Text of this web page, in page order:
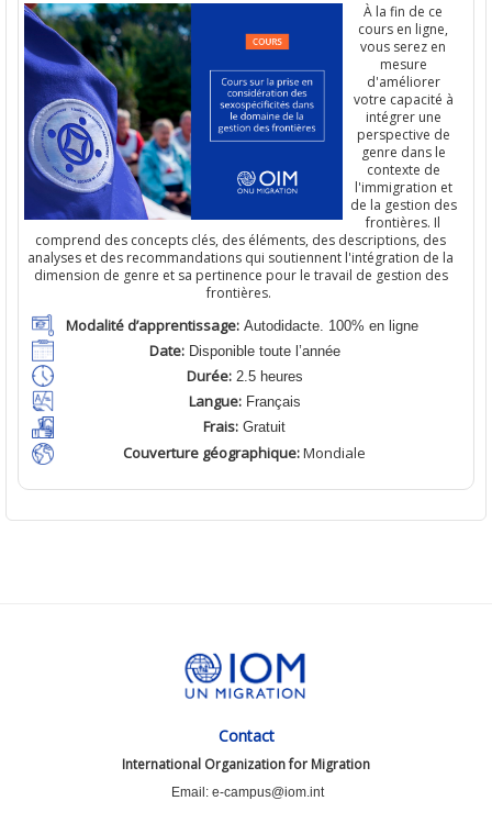
À la fin de ce
cours en ligne,
vous serez en
mesure
d'améliorer
votre capacité à
intégrerune
perspective de
genre dansle
contexte de
l'immigration et
de la gestion des
frontières. Il
comprend des concepts clés, des éléments, des descriptions, des
analyses et des recommandations qui soutiennent l'intégration de la
dimension de genre et sa pertinence pourle travail de gestion des
frontières.
Modalité d’apprentissage: Autodidacte. 100% en ligne
Date:Disponible toute l’année
Durée:2.5 heures
Langue:Français
Frais: Gratuit
Couverture géographique:Mondiale
Contact
International Organization for Migration
Email: e-campus@iom.int